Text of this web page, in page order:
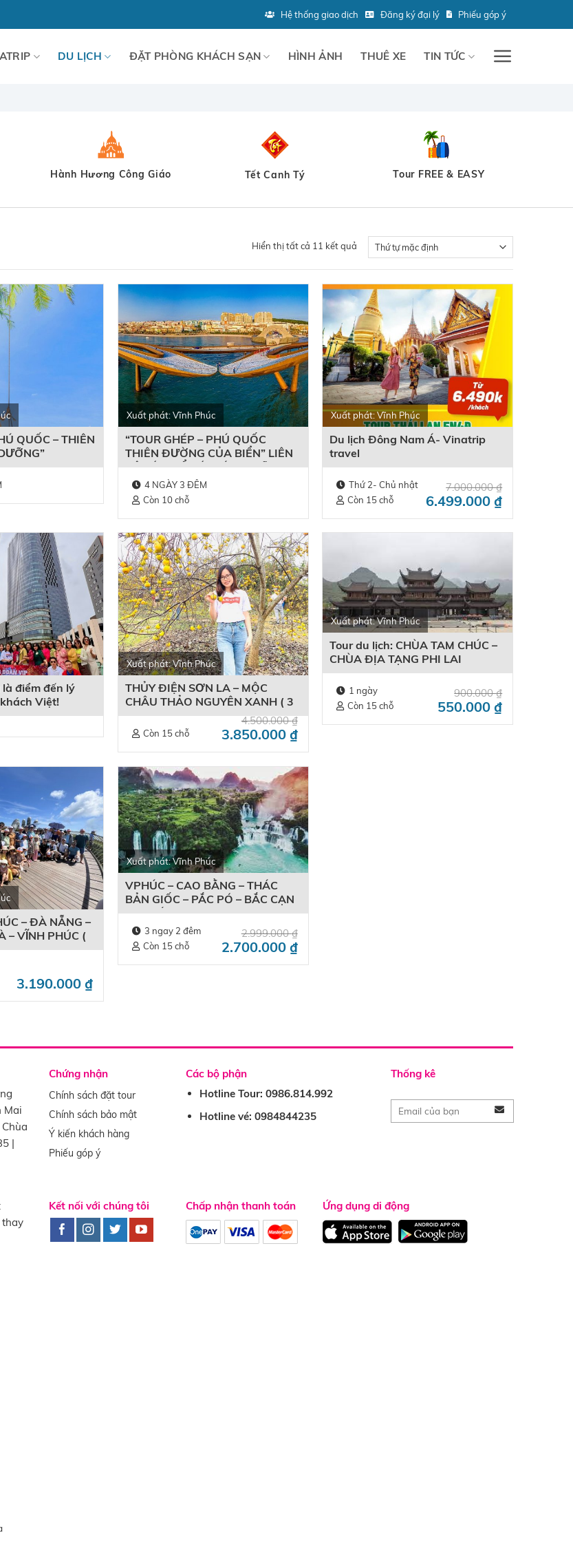
Hệ thống giao dịch Đăng ký đại lý Phiếu góp ý
DU LỊCH ĐẶT PHÒNG KHÁCH SẠN HÌNH ẢNH THUÊ XE TIN TỨC
Hành Hương Công Giáo Tết Canh Tý Tour FREE & EASY
Hiển thị tất cả 11 kết quả
QUỐC – THIÊN
Xuất phát: Vĩnh Phúc
“TOUR GHÉP – PHÚ QUỐC
THIÊN ĐƯỜNG CỦA BIỂN” LIÊN
HỆ SỚM ĐỂ CÓ GIÁ ƯU ĐÃI
NHẤT!4 NGÀY 3 ĐÊM
Còn 10 chỗ
Xuất phát: Vĩnh Phúc
Du lịch Đông Nam Á- Vinatrip
travel
7.000.000₫
6.499.000 ₫
Thứ 2- Chủ nhật
Còn 15 chỗ
điểm đến lý
Việt!
Xuất phát: Vĩnh Phúc
THỦY ĐIỆN SƠN LA – MỘC
CHÂU THẢO NGUYÊN XANH ( 3
Ngày 2 đêm, phương tiện ô tô)
4.500.000₫
3.850.000 ₫
Còn 15 chỗ
Xuất phát: Vĩnh Phúc
Tour du lịch: CHÙA TAM CHÚC –
CHÙA ĐỊA TẠNG PHI LAI
900.000₫
550.000 ₫
1 ngày
Còn 15 chỗ
– ĐÀ NẴNG –
– VĨNH PHÚC (
– 2 đêm, đi và
3.190.000 ₫
Xuất phát: Vĩnh Phúc
VPHÚC – CAO BẰNG – THÁC
BẢN GIỐC – PẮC PÓ – BẮC CẠN
– VPHÚC (Thời gian : 03 ngày 02
đêm, Phương tiện: Ô tô)2.999.000₫
2.700.000 ₫
3 ngay 2 đêm
Còn 15 chỗ
Mai
|
Chứng nhận
Chính sách đặt tour
Chính sách bảo mật
Ý kiến khách hàng
Phiếu góp ý
Các bộ phận
Hotline Tour: 0986.814.992
Hotline vé: 0984844235
Thống kê
Kết nối với chúng tôi Chấp nhận thanh toán Ứng dụng di động